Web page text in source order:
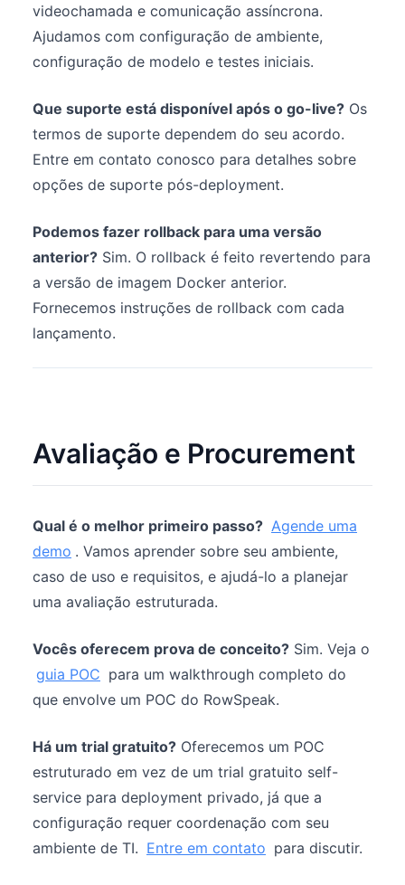
videochamada e comunicação assíncrona.
Ajudamos com configuração de ambiente,
configuração de modelo e testes iniciais.
Que suporte está disponível após o go-live? Os
termos de suporte dependem do seu acordo.
Entre em contato conosco para detalhes sobre
opções de suporte pós-deployment.
Podemos fazer rollback para uma versão
anterior? Sim. O rollback é feito revertendo para
a versão de imagem Docker anterior.
Fornecemos instruções de rollback com cada
lançamento.
Avaliação e Procurement
Qual é o melhor primeiro passo? Agende uma
demo . Vamos aprender sobre seu ambiente,
caso de uso e requisitos, e ajudá-lo a planejar
uma avaliação estruturada.
Vocês oferecem prova de conceito? Sim. Veja o
guia POC para um walkthrough completo do
que envolve um POC do RowSpeak.
Há um trial gratuito? Oferecemos um POC
estruturado em vez de um trial gratuito self-
service para deployment privado, já que a
configuração requer coordenação com seu
ambiente de TI. Entre em contato para discutir.